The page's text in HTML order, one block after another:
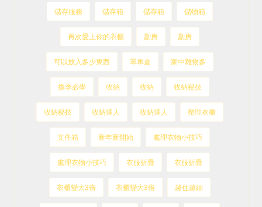
儲存服務 儲存箱 儲存箱 儲物箱
再次愛上你的衣櫃 劏房 劏房
可以放入多少東西 單車倉 家中雜物多
換季必學 收納 收納 收納秘技
收納秘技 收納達人 收納達人 整理衣櫃
文件箱 新年新開始 處理衣物小技巧
處理衣物小技巧 衣服折疊 衣服折疊
衣櫃變大3倍 衣櫃變大3倍 越住越細